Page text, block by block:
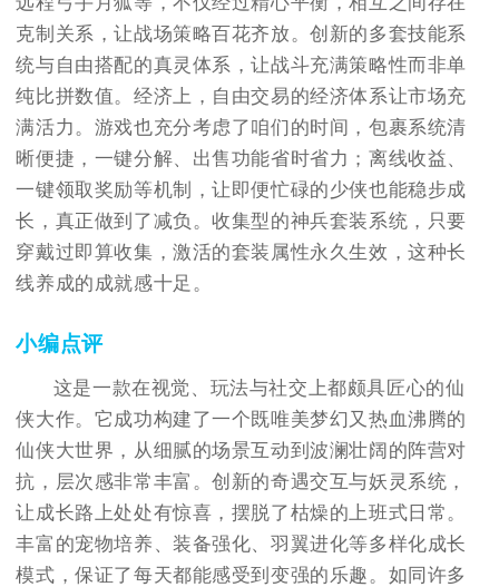
克制关系，让战场策略百花齐放。创新的多套技能系
统与自由搭配的真灵体系，让战斗充满策略性而非单
纯比拼数值。经济上，自由交易的经济体系让市场充
满活力。游戏也充分考虑了咱们的时间，包裹系统清
晰便捷，一键分解、出售功能省时省力；离线收益、
一键领取奖励等机制，让即便忙碌的少侠也能稳步成
长，真正做到了减负。收集型的神兵套装系统，只要
穿戴过即算收集，激活的套装属性永久生效，这种长
线养成的成就感十足。
小编点评
这是一款在视觉、玩法与社交上都颇具匠心的仙
侠大作。它成功构建了一个既唯美梦幻又热血沸腾的
仙侠大世界，从细腻的场景互动到波澜壮阔的阵营对
抗，层次感非常丰富。创新的奇遇交互与妖灵系统，
让成长路上处处有惊喜，摆脱了枯燥的上班式日常。
丰富的宠物培养、装备强化、羽翼进化等多样化成长
模式，保证了每天都能感受到变强的乐趣。如同许多